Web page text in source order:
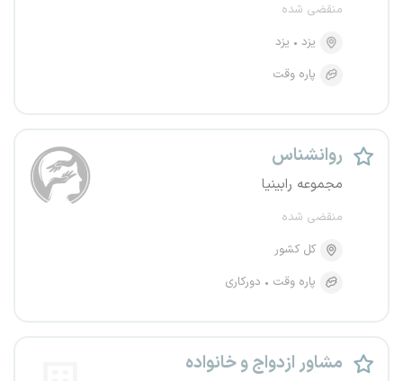
منقضی شده
یزد
یزد
پاره وقت
روانشناس
مجموعه رابینیا
منقضی شده
کل کشور
پاره وقت
دورکاری
مشاور ازدواج و خانواده